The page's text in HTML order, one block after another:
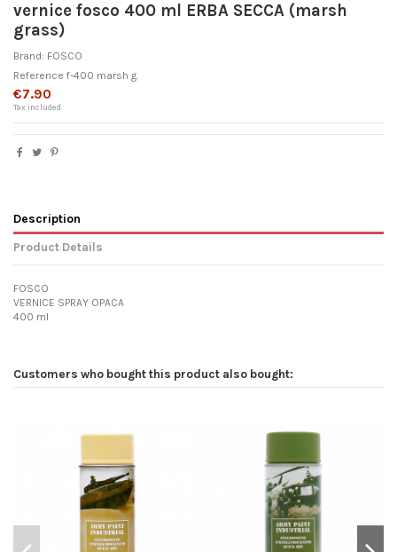
vernice fosco 400 ml ERBA SECCA (marsh
grass)
Brand: FOSCO
Reference f-400 marsh g.
€7.90
Tax included
Description
Product Details
FOSCO
VERNICE SPRAY OPACA
400 ml
Customers who bought this product also bought: